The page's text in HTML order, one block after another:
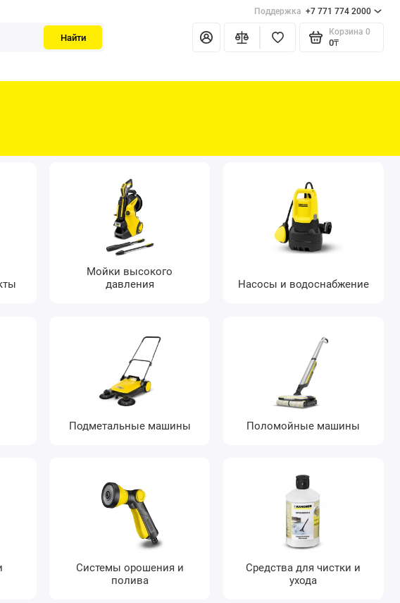
Поддержка +7 771 774 2000
Найти
Корзина 0
0₸
Мойки высокого
давления
Насосы и водоснабжение
Подметальные машины Поломойные машины
Системы орошения и
полива
Средства для чистки и
ухода